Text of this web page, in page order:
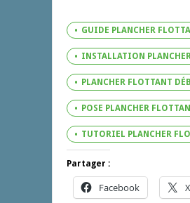
GUIDE PLANCHER
INSTALLATION
PLANCHER FLOTTANT
POSE PLANCHER
TUTORIEL PLANCHER
Partager :
Facebook X